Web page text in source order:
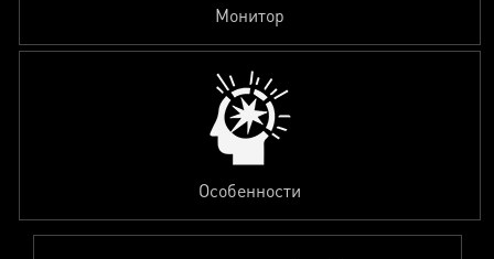
Монитор
Особенности